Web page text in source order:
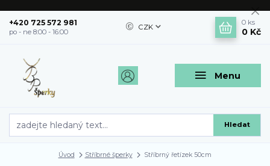
Menu
CZK
Hledat
+420 725 572 981
po - ne 8:00 - 16:00
0 ks
0 Kč
Úvod Stříbrné šperky Stříbrný řetízek 50cm